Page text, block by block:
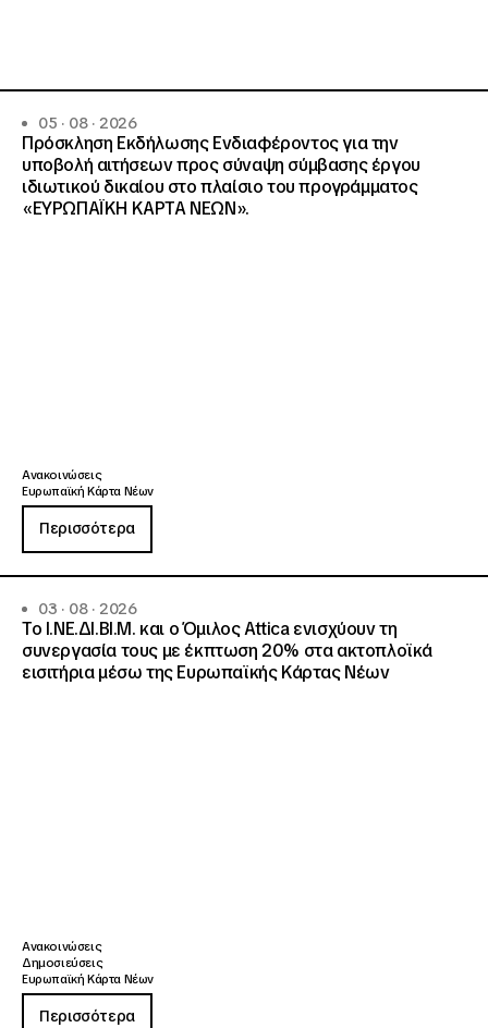
05 · 08 · 2026
Πρόσκληση Εκδήλωσης Ενδιαφέροντος για την
υποβολή αιτήσεων προς σύναψη σύμβασης έργου
ιδιωτικού δικαίου στο πλαίσιο του προγράμματος
«ΕΥΡΩΠΑΪΚΗ ΚΑΡΤΑ ΝΕΩΝ».
Ανακοινώσεις
Ευρωπαϊκή Κάρτα Νέων
Περισσότερα
03 · 08 · 2026
Το Ι.ΝΕ.ΔΙ.ΒΙ.Μ. και o Όμιλος Attica ενισχύουν τη
συνεργασία τους με έκπτωση 20% στα ακτοπλοϊκά
εισιτήρια μέσω της Ευρωπαϊκής Κάρτας Νέων
Ανακοινώσεις
Δημοσιεύσεις
Ευρωπαϊκή Κάρτα Νέων
Περισσότερα